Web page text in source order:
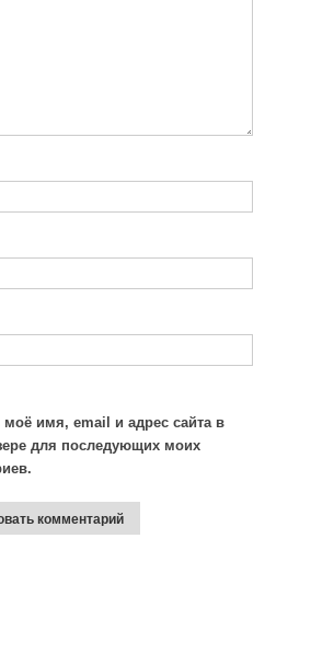
моё имя, email и адрес сайта в
для последующих моих